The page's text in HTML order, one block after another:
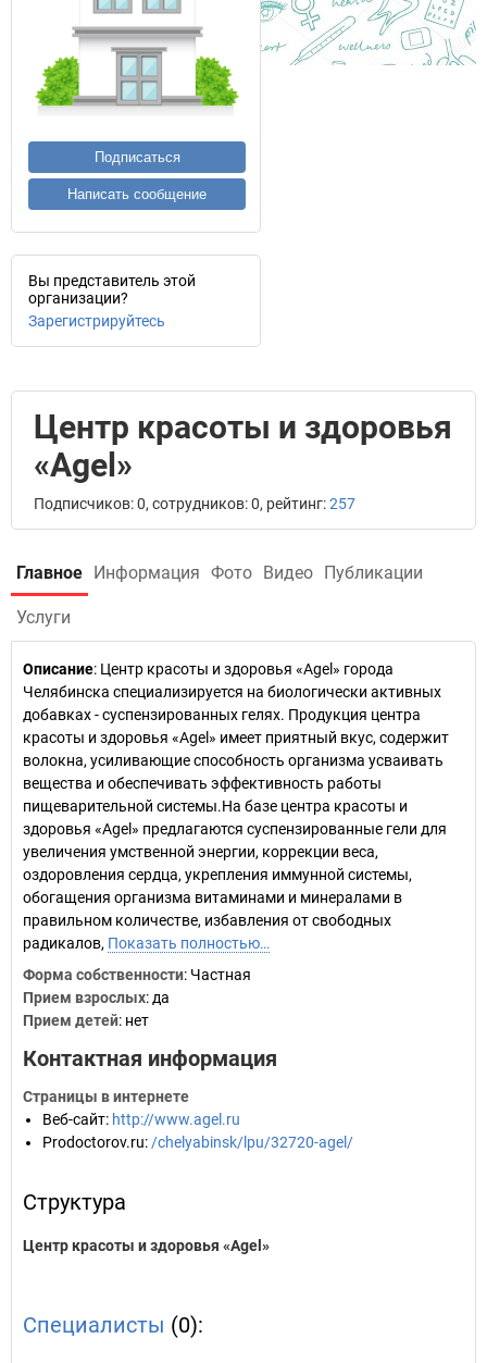
Подписаться
Написать сообщение
Вы представитель этой
организации?
Зарегистрируйтесь
Центр красоты и здоровья
«Agel»
Подписчиков: 0, сотрудников: 0, рейтинг:257
Главное Информация Фото Видео Публикации
Услуги
Описание: Центр красоты и здоровья «Agel» города
Челябинска специализируется на биологически активных
добавках - суспензированных гелях. Продукция центра
красоты и здоровья «Agel» имеет приятный вкус, содержит
волокна, усиливающие способность организма усваивать
вещества и обеспечивать эффективность работы
пищеварительной системы.На базе центра красоты и
здоровья «Agel» предлагаются суспензированные гели для
увеличения умственной энергии, коррекции веса,
оздоровления сердца, укрепления иммунной системы,
обогащения организма витаминами и минералами в
правильном количестве, избавления от свободных
радикалов, Показать полностью…
Форма собственности: Частная
Прием взрослых: да
Прием детей: нет
Контактная информация
Страницы в интернете
Веб-сайт: http://www.agel.ru
Prodoctorov.ru: /chelyabinsk/lpu/32720-agel/
Структура
Центр красоты и здоровья «Agel»
Специалисты (0):